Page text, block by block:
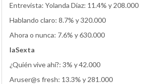
Entrevista: Yolanda Díaz: 11.4% y 208.000
Hablando claro: 8.7% y 320.000
Ahora o nunca: 7.6% y 630.000
laSexta
¿Quién vive ahí?: 3% y 42.000
Aruser@s fresh: 13.3% y 281.000